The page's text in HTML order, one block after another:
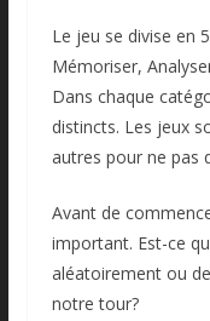
Le jeu se divise en
Mémoriser,
Dans chaque
distincts. Les jeux
autres pour ne pas
Avant de
important. Est-ce
aléatoirement ou
notre tour?